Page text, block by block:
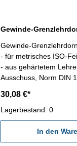
Gewinde-
- für metrisches ISO-
- aus gehärtetem
Ausschuss, Norm DIN
30,08 €*
Lagerbestand: 0
In den